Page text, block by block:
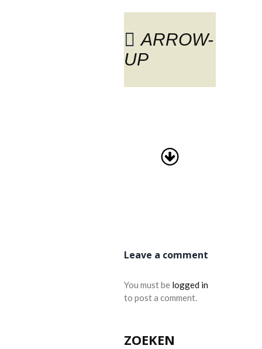
ARROW-
UP
Leave a comment
You must be logged in
to post a comment.
ZOEKEN